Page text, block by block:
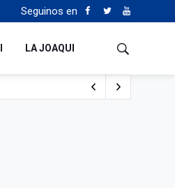
Seguinos en
LA JOAQUI